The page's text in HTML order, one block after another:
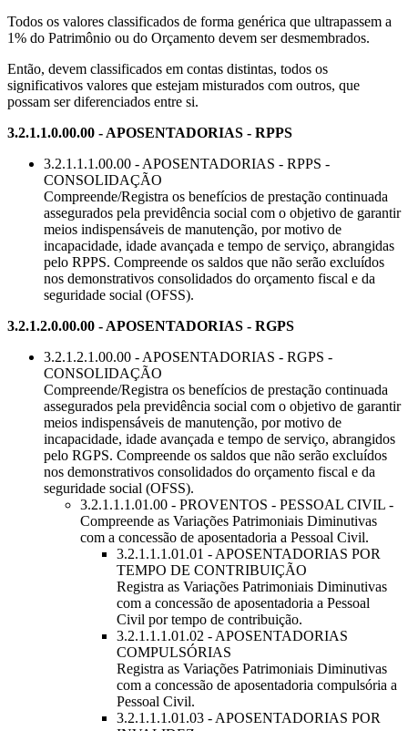
Todos os valores classificados de forma genérica que ultrapassem a
1% do Patrimônio ou do Orçamento devem ser desmembrados.
Então, devem classificados em contas distintas, todos os
significativos valores que estejam misturados com outros, que
possam ser diferenciados entre si.
3.2.1.1.0.00.00 - APOSENTADORIAS - RPPS
3.2.1.1.1.00.00 - APOSENTADORIAS - RPPS -
CONSOLIDAÇÃO
Compreende/Registra os benefícios de prestação continuada
assegurados pela previdência social com o objetivo de garantir
meios indispensáveis de manutenção, por motivo de
incapacidade, idade avançada e tempo de serviço, abrangidas
pelo RPPS. Compreende os saldos que não serão excluídos
nos demonstrativos consolidados do orçamento fiscal e da
seguridade social (OFSS).
3.2.1.2.0.00.00 - APOSENTADORIAS - RGPS
3.2.1.2.1.00.00 - APOSENTADORIAS - RGPS -
CONSOLIDAÇÃO
Compreende/Registra os benefícios de prestação continuada
assegurados pela previdência social com o objetivo de garantir
meios indispensáveis de manutenção, por motivo de
incapacidade, idade avançada e tempo de serviço, abrangidos
pelo RGPS. Compreende os saldos que não serão excluídos
nos demonstrativos consolidados do orçamento fiscal e da
seguridade social (OFSS).
3.2.1.1.1.01.00 - PROVENTOS - PESSOAL CIVIL -
Compreende as Variações Patrimoniais Diminutivas
com a concessão de aposentadoria a Pessoal Civil.
3.2.1.1.1.01.01 - APOSENTADORIAS POR
TEMPO DE CONTRIBUIÇÃO
Registra as Variações Patrimoniais Diminutivas
com a concessão de aposentadoria a Pessoal
Civil por tempo de contribuição.
3.2.1.1.1.01.02 - APOSENTADORIAS
COMPULSÓRIAS
Registra as Variações Patrimoniais Diminutivas
com a concessão de aposentadoria compulsória a
Pessoal Civil.
3.2.1.1.1.01.03 - APOSENTADORIAS POR